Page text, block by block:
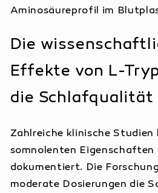
Aminosäureprofil im
Die
Effekte von L-
die Schlafqualität
Zahlreiche klinische Studien
somnolenten
dokumentiert. Die
moderate Dosierungen die